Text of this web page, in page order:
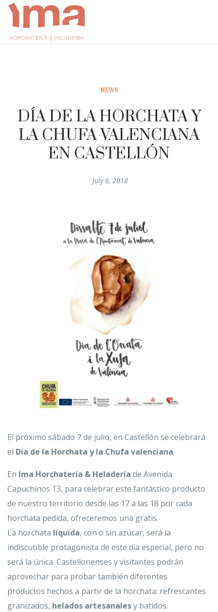
NEWS
DÍA DE LA HORCHATA Y
LA CHUFA VALENCIANA
EN CASTELLÓN
July 6, 2018
El próximo sábado 7 de julio, en Castellón se celebrará
el Día de la Horchata y la Chufa valenciana.
En Ima Horchatería & Heladería de Avenida
Capuchinos 13, para celebrar este fantástico producto
de nuestro territorio desde las 17 a las 18 por cada
horchata pedida, ofreceremos una gratis.
La horchata líquida, con o sin azúcar, será la
indiscutible protagonista de este día especial, pero no
será la única. Castellonenses y visitantes podrán
aprovechar para probar también diferentes
productos hechos a partir de la horchata: refrescantes
granizados, helados artesanalesy batidos.